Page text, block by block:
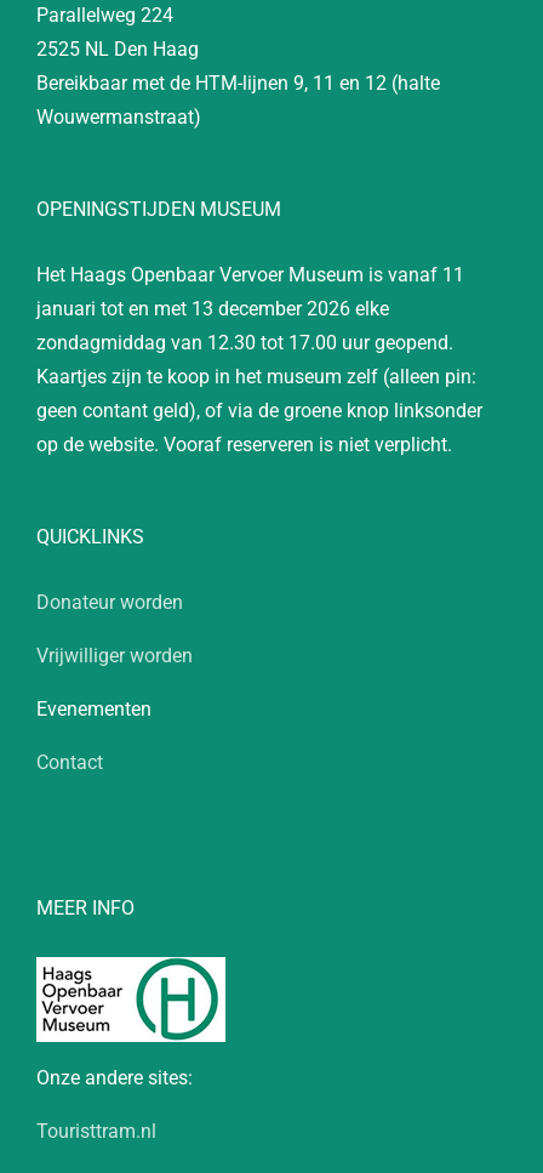
Parallelweg 224
2525 NL Den Haag
Bereikbaar met de HTM-lijnen 9, 11 en 12 (halte
Wouwermanstraat)
OPENINGSTIJDEN MUSEUM
Het Haags Openbaar Vervoer Museum is vanaf 11
januari tot en met 13 december 2026 elke
zondagmiddag van 12.30 tot 17.00 uur geopend.
Kaartjes zijn te koop in het museum zelf (alleen pin:
geen contant geld), of via de groene knop linksonder
op de website. Vooraf reserveren is niet verplicht.
QUICKLINKS
Donateur worden
Vrijwilliger worden
Evenementen
Contact
MEER INFO
Onze andere sites:
Touristtram.nl